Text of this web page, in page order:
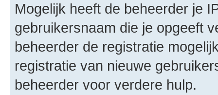
Mogelijk heeft de beheerder je
gebruikersnaam die je opgeeft
beheerder de registratie
registratie van nieuwe
beheerder voor verdere hulp.